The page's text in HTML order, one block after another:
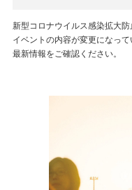
新型コロナウイルス感染拡大
イベントの内容が変更になっ
最新情報をご確認ください。